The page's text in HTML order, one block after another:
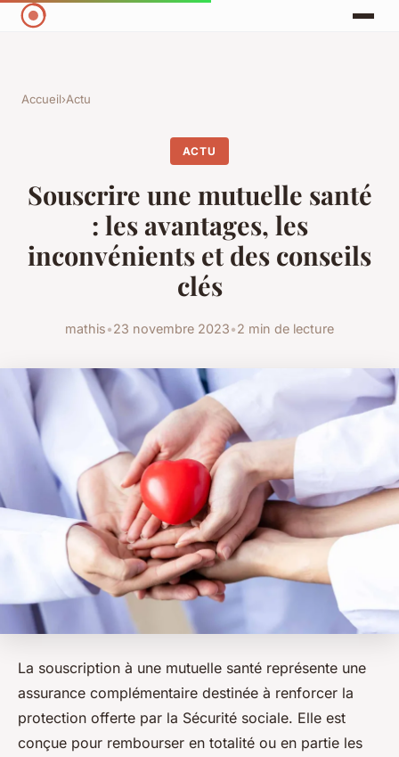
Accueil›Actu
ACTU
Souscrire une mutuelle santé
: les avantages, les
inconvénients et des conseils
clés
mathis•23 novembre 2023•2 min de lecture
La souscription à une mutuelle santé représente une
assurance complémentaire destinée à renforcer la
protection offerte par la Sécurité sociale. Elle est
conçue pour rembourser en totalité ou en partie les